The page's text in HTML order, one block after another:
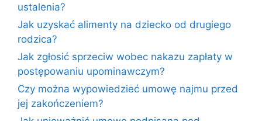
ustalenia?
Jak uzyskać alimenty na dziecko od drugiego
rodzica?
Jak zgłosić sprzeciw wobec nakazu zapłaty w
postępowaniu upominawczym?
Czy można wypowiedzieć umowę najmu przed
jej zakończeniem?